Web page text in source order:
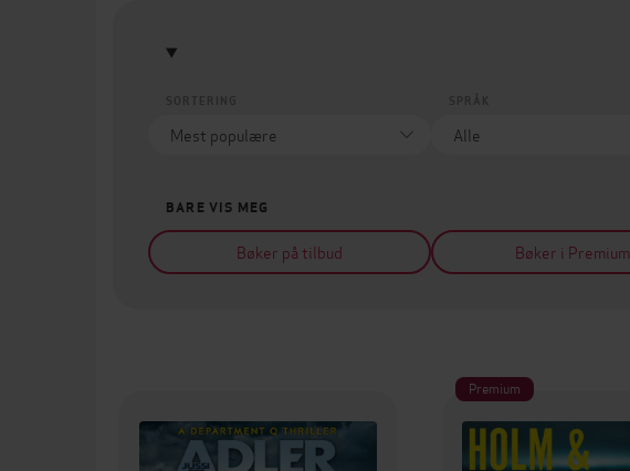
BARE VIS MEG
Bøker på tilbud Bøker i Premium
Premium